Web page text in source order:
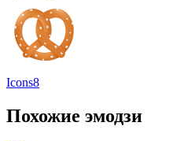
Icons8
Похожие эмодзи